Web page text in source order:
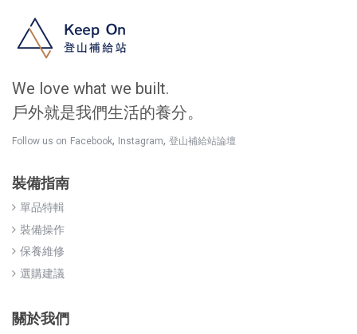
We love what we built.
戶外就是我們生活的養分。
Follow us on Facebook, Instagram, 登山補給站論壇
裝備指南
單品特輯
裝備操作
保養維修
選購建議
關於我們